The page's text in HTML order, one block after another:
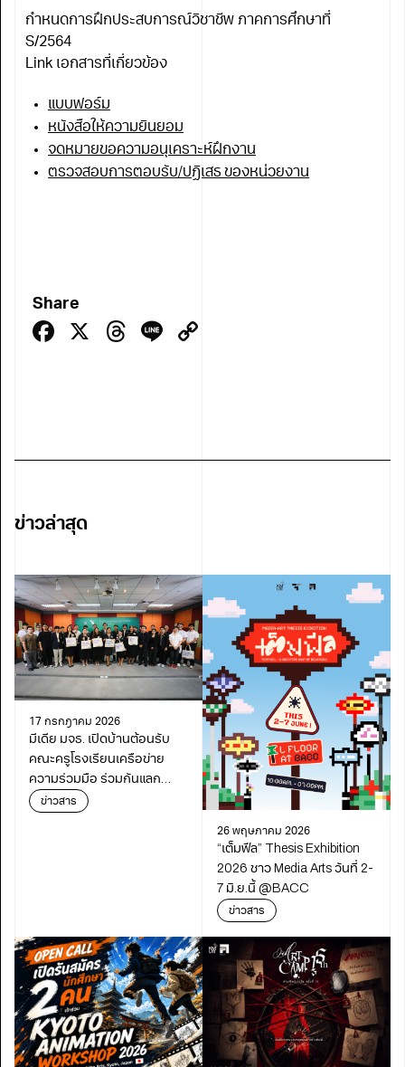
กำหนดการฝึกประสบการณ์วิชาชีพ ภาคการศึกษาที่
S/2564
Link เอกสารที่เกี่ยวข้อง
แบบฟอร์ม
หนังสือให้ความยินยอม
จดหมายขอความอนุเคราะห์ฝึกงาน
ตรวจสอบการตอบรับ/ปฏิเสธ ของหน่วยงาน
Share
Facebook
X Threads
Line
ข่าวล่าสุด
17 กรกฎาคม 2026
มีเดีย มจธ. เปิดบ้านต้อนรับ
คณะครูโรงเรียนเครือข่าย
ความร่วมมือ ร่วมกันแลก
เปลี่ยนเรียนรู้เดินหน้า
ข่าวสาร
26 พฤษภาคม 2026
“เต็มฟีล” Thesis Exhibition
2026 ชาว Media Arts วันที่ 2-
7 มิ.ย.นี้ @BACC
ข่าวสาร